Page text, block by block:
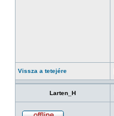
Vissza a tetejére
Larten_H